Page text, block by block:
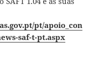
pt/apoio_con
saf-t-pt.aspx